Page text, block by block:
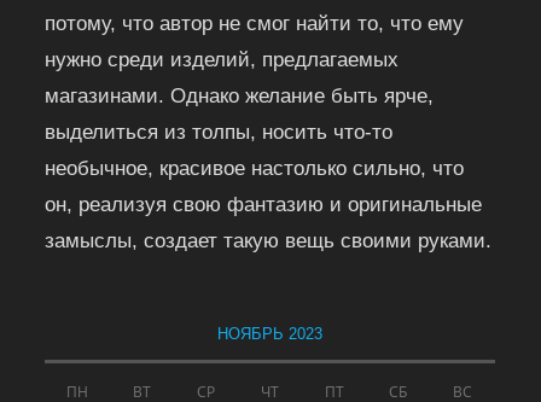
потому, что автор не смог найти то, что ему
нужно среди изделий, предлагаемых
магазинами. Однако желание быть ярче,
выделиться из толпы, носить что-то
необычное, красивое настолько сильно, что
он, реализуя свою фантазию и оригинальные
замыслы, создает такую вещь своими руками.
НОЯБРЬ 2023
ПН ВТ СР ЧТ ПТ СБ ВС